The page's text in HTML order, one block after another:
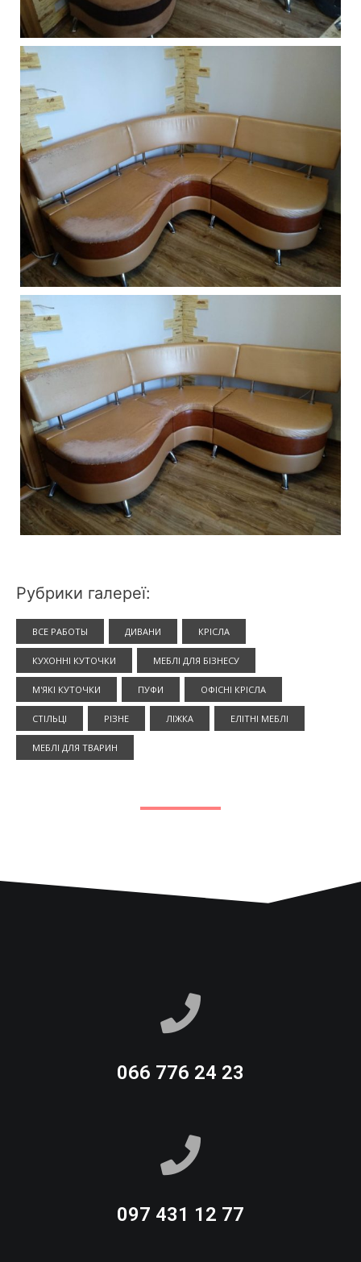
Рубрики галереї:
ВСЕ РАБОТЫ ДИВАНИ КРІСЛА
КУХОННІ КУТОЧКИ МЕБЛІ ДЛЯ БІЗНЕСУ
М'ЯКІ КУТОЧКИ ПУФИ ОФІСНІ КРІСЛА
СТІЛЬЦІ РІЗНЕ ЛІЖКА ЕЛІТНІ МЕБЛІ
МЕБЛІ ДЛЯ ТВАРИН
066 776 24 23
097 431 12 77